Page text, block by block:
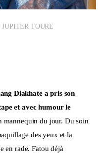
TOURE
Diakhate a pris son
et avec humour le
mannequin du jour. Du soin
des yeux et la
en rade. Fatou déjà